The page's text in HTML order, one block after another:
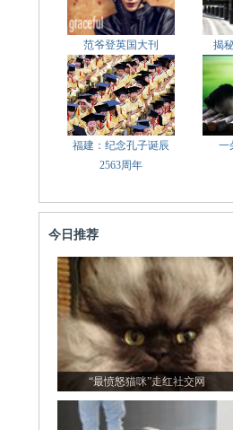
范爷登英国大刊 揭
福建：纪念孔子诞辰
2563周年
一
今日推荐
“最愤怒猫咪”走红社交网